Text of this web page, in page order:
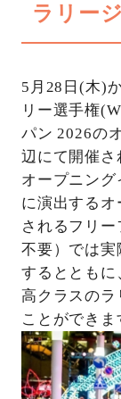
ラリー
5月28日(木)
リー選手権
パン 2026の
辺にて開催さ
オープニン
に演出する
されるフリ
不要）では
するとともに
高クラスのラ
ことができま